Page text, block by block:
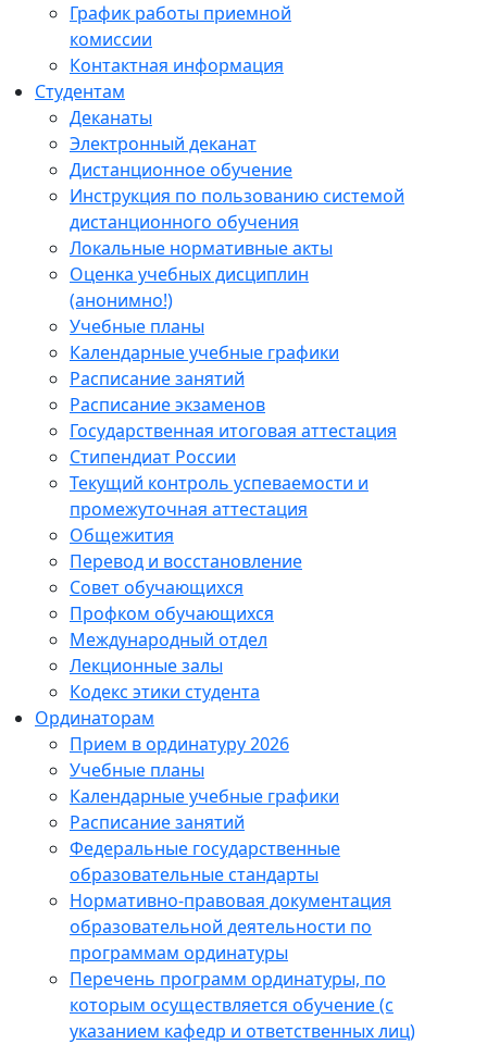
График работы приемной
комиссии
Контактная информация
Студентам
Деканаты
Электронный деканат
Дистанционное обучение
Инструкция по пользованию системой
дистанционного обучения
Локальные нормативные акты
Оценка учебных дисциплин
(анонимно!)
Учебные планы
Календарные учебные графики
Расписание занятий
Расписание экзаменов
Государственная итоговая аттестация
Стипендиат России
Текущий контроль успеваемости и
промежуточная аттестация
Общежития
Перевод и восстановление
Совет обучающихся
Профком обучающихся
Международный отдел
Лекционные залы
Кодекс этики студента
Ординаторам
Прием в ординатуру 2026
Учебные планы
Календарные учебные графики
Расписание занятий
Федеральные государственные
образовательные стандарты
Нормативно-правовая документация
образовательной деятельности по
программам ординатуры
Перечень программ ординатуры, по
которым осуществляется обучение (с
указанием кафедр и ответственных лиц)